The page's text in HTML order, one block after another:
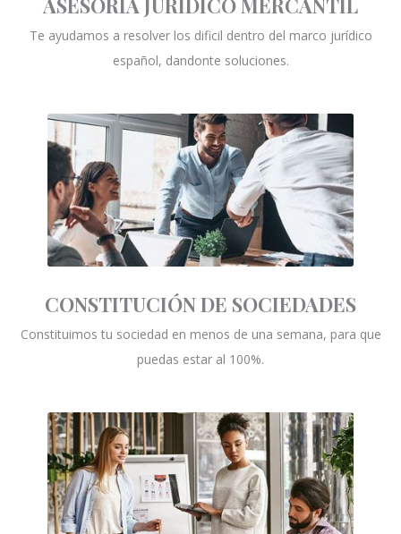
Te ayudamos a resolver los dificil dentro del marco jurídico
español, dandonte soluciones.
CONSTITUCIÓN DE SOCIEDADES
Constituimos tu sociedad en menos de una semana, para que
puedas estar al 100%.